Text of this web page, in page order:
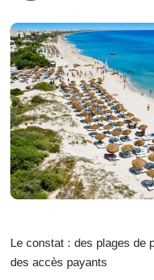
Le constat : des plages de
des accès payants